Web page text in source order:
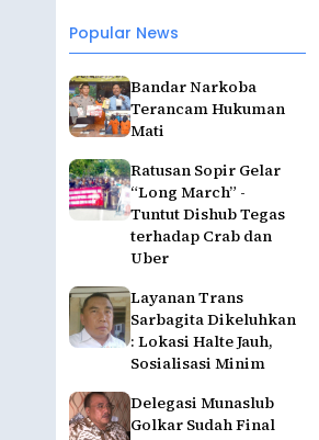
Popular News
Bandar Narkoba
Terancam Hukuman
Mati
Ratusan Sopir Gelar
“Long March” -
Tuntut Dishub Tegas
terhadap Crab dan
Uber
Layanan Trans
Sarbagita Dikeluhkan
: Lokasi Halte Jauh,
Sosialisasi Minim
Delegasi Munaslub
Golkar Sudah Final